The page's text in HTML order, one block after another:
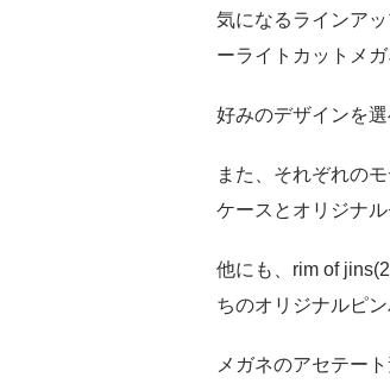
気になるラインア
ーライトカットメガ
好みのデザインを
また、それぞれの
ケースとオリジナル
他にも、rim of
ちのオリジナルピン
メガネのアセテー